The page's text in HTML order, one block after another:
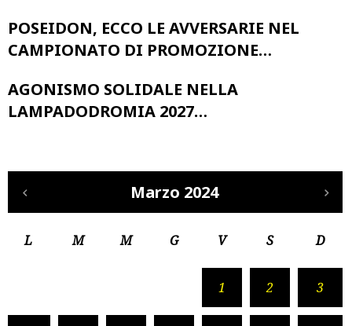
POSEIDON, ECCO LE AVVERSARIE NEL
CAMPIONATO DI PROMOZIONE…
AGONISMO SOLIDALE NELLA
LAMPADODROMIA 2027…
Marzo 2024
L M M G V S D
1 2 3